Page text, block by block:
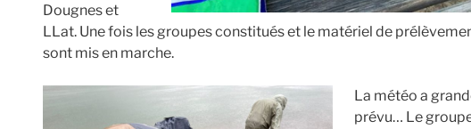
Dougnes et
LLat. Une fois les groupes constitués et le matériel de
sont mis en marche.
La météo a
prévu… Le